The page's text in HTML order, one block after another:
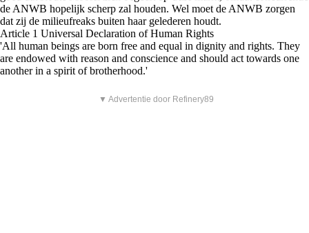
de ANWB hopelijk scherp zal houden. Wel moet de ANWB zorgen
dat zij de milieufreaks buiten haar gelederen houdt.
Article 1 Universal Declaration of Human Rights
'All human beings are born free and equal in dignity and rights. They
are endowed with reason and conscience and should act towards one
another in a spirit of brotherhood.'
▼ Advertentie door Refinery89